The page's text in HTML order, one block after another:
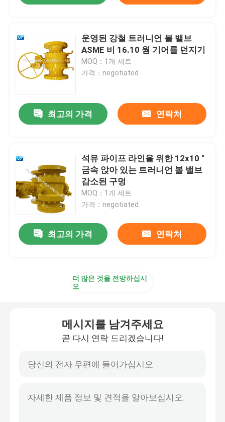
제품
우리에 대하여
공장 여행
인용문을 요구하세요
운영된 강철 트러니언 볼 밸브
ASME 비 16.10 웜 기어를 던지기
MOQ：1개 세트
가격：negotiated
최고의 가격 연락처
석유 파이프 라인을 위한 12x10 "
금속 앉아 있는 트러니언 볼 밸브
감소된 구멍
MOQ：1개 세트
가격：negotiated
최고의 가격 연락처
더 많은 것을 전망하십시
오
메시지를 남겨주세요
곧 다시 연락 드리겠습니다!